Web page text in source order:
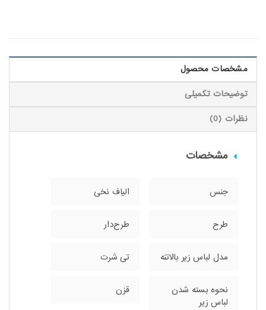
مشخصات محصول
توضیحات تکمیلی
نظرات (0)
مشخصات
جنس الیاف نخی
طرح طرح‌دار
مدل لباس زیر بالاتنه تی شرت
نحوه بسته شدن
لباس زیر
قزن